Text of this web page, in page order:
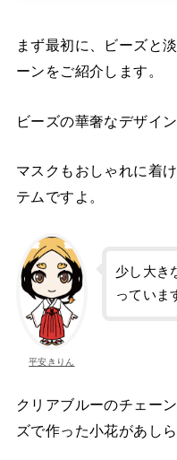
まず最初に、ビーズと
ーンをご紹介します。
ビーズの華奢なデザイ
マスクもおしゃれに着
テムですよ。
平安きりん
少し大き
っていま
クリアブルーのチェー
ズで作った小花があし